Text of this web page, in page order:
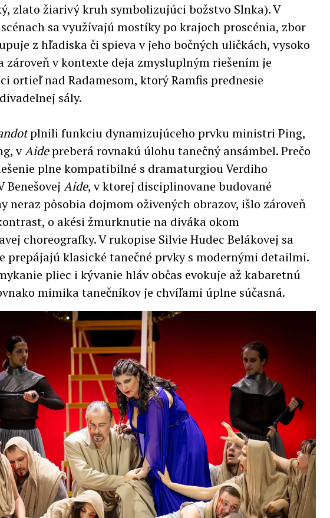
zlato žiarivý kruh symbolizujúci božstvo Slnka). V
sa využívajú mostíky po krajoch proscénia, zbor
z hľadiska či spieva v jeho bočných uličkách, vysoko
zároveň v kontexte deja zmysluplným riešením je
ortieľ nad Radamesom, ktorý Ramfis prednesie
sály.
plnili funkciu dynamizujúceho prvku ministri Ping,
vAidepreberá rovnakú úlohu tanečný ansámbel. Prečo
plne kompatibilné s dramaturgiou Verdiho
Benešovej Aide, v ktorej disciplinovane budované
neraz pôsobia dojmom oživených obrazov, išlo zároveň
o akési žmurknutie na diváka okom
choreografky. V rukopise Silvie Hudec Belákovej sa
prepájajú klasické tanečné prvky s modernými detailmi.
pliec i kývanie hláv občas evokuje až kabaretnú
mimika tanečníkov je chvíľami úplne súčasná.